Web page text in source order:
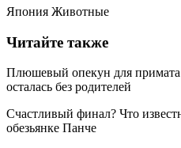
Япония Животные
Читайте также
Плюшевый опекун для
осталась без родителей
Счастливый финал? Что
обезьянке Панче